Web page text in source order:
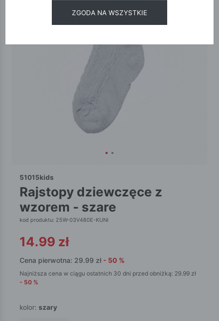
51015kids
rajstopy dziewczęce z
wzorem - szare
kod produktu: 25W-03V480E-KUNI
14.99 zł
Cena pierwotna: 29.99 zł - 50 %
Najniższa cena w ciągu ostatnich 30 dni przed obniżką: 29.99 zł
- 50 %
kolor: szary
ZGODA NA WSZYSTKIE